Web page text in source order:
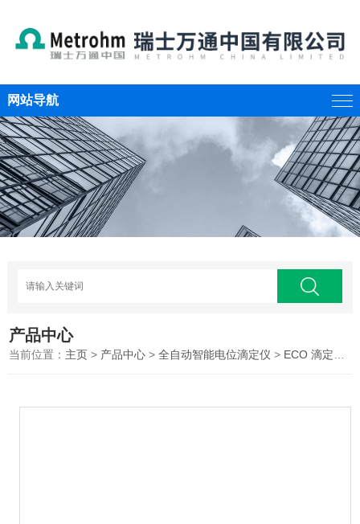
网站导航
产品中心
当前位置： 主页 > 产品中心 >全自动智能电位滴定仪 > ECO 滴定仪系列